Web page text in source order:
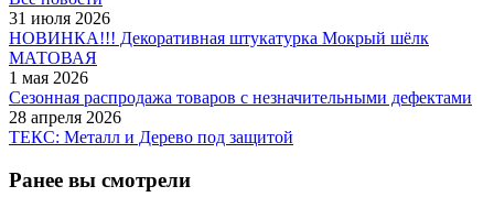
31 июля 2026
НОВИНКА!!! Декоративная штукатурка Мокрый шёлк
МАТОВАЯ
1 мая 2026
Сезонная распродажа товаров с незначительными дефектами
28 апреля 2026
ТЕКС: Металл и Дерево под защитой
Ранее вы смотрели